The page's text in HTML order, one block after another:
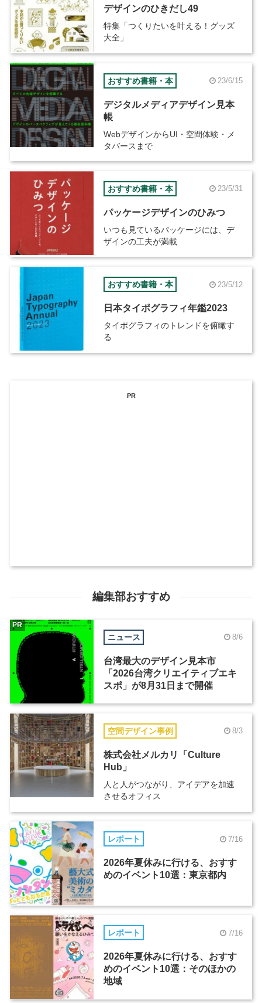
デザインのひきだし49
特集「つくりたいを叶える！グッズ
大全」
おすすめ書籍・本 23/6/15
デジタルメディアデザイン見本
帳
WebデザインからUI・空間体験・メ
タバースまで
おすすめ書籍・本 23/5/31
パッケージデザインのひみつ
いつも見ているパッケージには、デ
ザインの工夫が満載
おすすめ書籍・本 23/5/12
日本タイポグラフィ年鑑2023
タイポグラフィのトレンドを俯瞰す
る
PR
編集部おすすめ
ニュース 8/6
台湾最大のデザイン見本市
「2026台湾クリエイティブエキ
スポ」が8月31日まで開催
PR
空間デザイン事例 8/3
株式会社メルカリ「Culture
Hub」
人と人がつながり、アイデアを加速
させるオフィス
レポート 7/16
2026年夏休みに行ける、おすす
めのイベント10選：東京都内
レポート 7/16
2026年夏休みに行ける、おすす
めのイベント10選：そのほかの
地域